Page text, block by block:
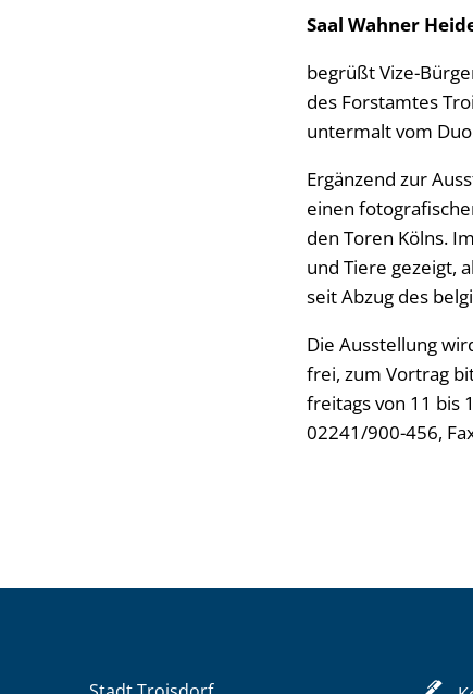
Saal Wahner
begrüßt Vize-
des Forstamtes
untermalt vom
Ergänzend zur
einen
den Toren Kölns.
und Tiere gezeigt,
seit Abzug des
Die Ausstellung
frei, zum Vortrag
freitags von 11 bis
02241/900-456,